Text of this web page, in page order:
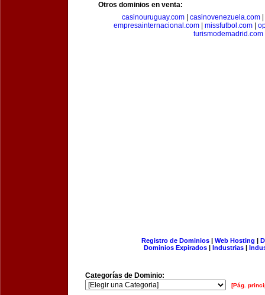
Otros dominios en venta:
casinouruguay.com| casinovenezuela.com|
empresainternacional.com| missfutbol.com|
turismodemadrid.com
Registro de Dominios| Web Hosting |
Dominios Expirados | Industrias |
Categorías de Dominio:
[Pág.